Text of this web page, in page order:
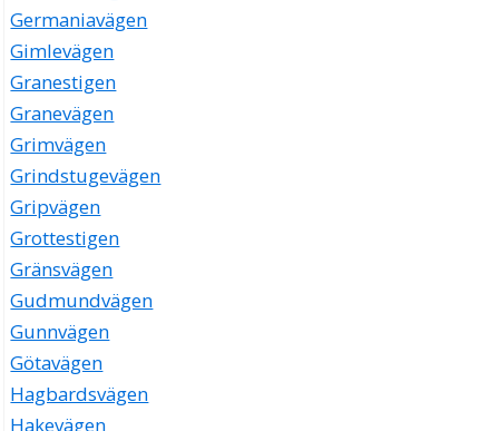
Germaniavägen
Gimlevägen
Granestigen
Granevägen
Grimvägen
Grindstugevägen
Gripvägen
Grottestigen
Gränsvägen
Gudmundvägen
Gunnvägen
Götavägen
Hagbardsvägen
Hakevägen